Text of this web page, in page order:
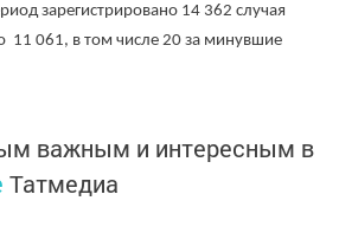
зарегистрировано 14 362 случая
11 061, в том числе 20 за минувшие
важным и интересным в
Татмедиа